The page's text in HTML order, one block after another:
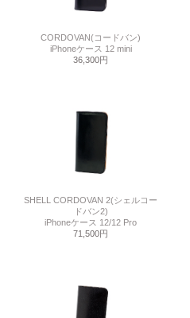
CORDOVAN(コードバン)
iPhoneケース 12 mini
36,300円
SHELL CORDOVAN 2(シェルコー
ドバン2)
iPhoneケース 12/12 Pro
71,500円